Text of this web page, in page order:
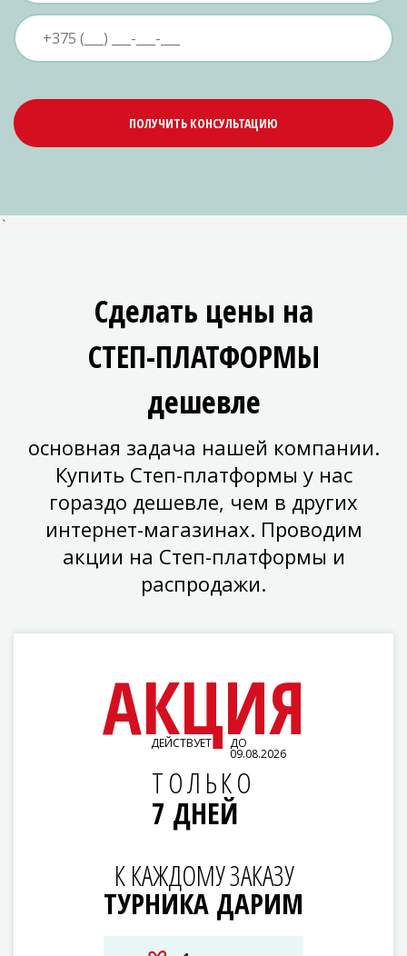
ПОЛУЧИТЬ КОНСУЛЬТАЦИЮ
`
Сделать цены на
СТЕП-ПЛАТФОРМЫ
дешевле
основная задача нашей компании.
Купить Степ-платформы у нас
гораздо дешевле, чем в других
интернет-магазинах. Проводим
акции на Степ-платформы и
распродажи.
АКЦИЯ
ДЕЙСТВУЕТ ДО
09.08.2026
ТОЛЬКО
7 ДНЕЙ
К КАЖДОМУ ЗАКАЗУ
ТУРНИКА ДАРИМ